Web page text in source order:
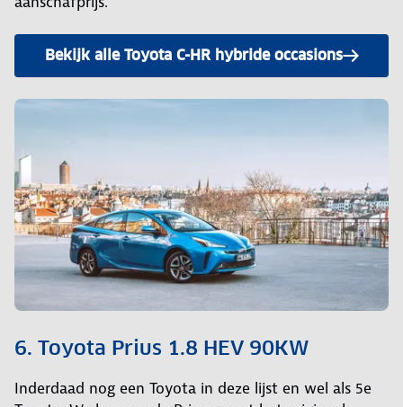
Bekijk alle Toyota C-HR hybride occasions
6. Toyota Prius 1.8 HEV 90KW
Inderdaad nog een Toyota in deze lijst en wel als 5e